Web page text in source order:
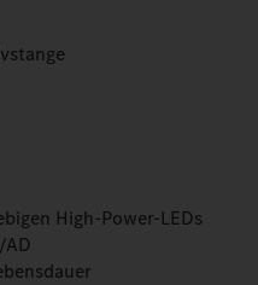
High-Power-LEDs
AD